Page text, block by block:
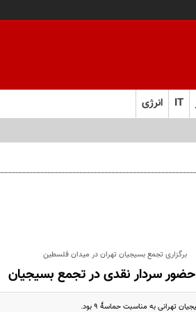
IT انرژی
برگزاری تجمع بسیجیان تهران در میدان فلسطین
سردار نقدی در تجمع بسیجیان